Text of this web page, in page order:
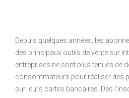
Depuis quelques années, les
des principaux outils de vente sur
entreprises ne sont plus tenues de
consommateurs pour réaliser des
sur leurs cartes bancaires. Dès